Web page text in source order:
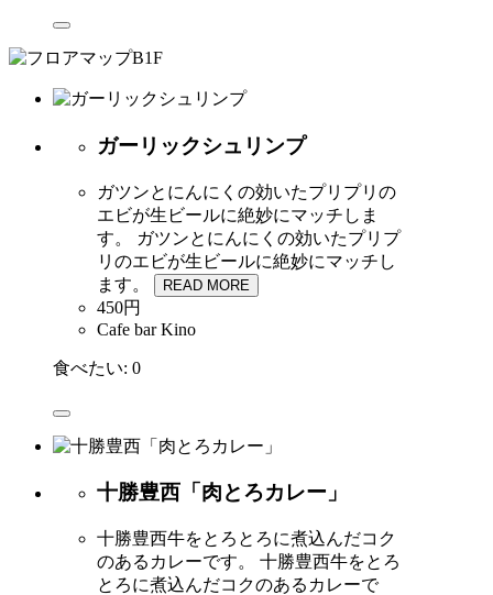
ガーリックシュリンプ
ガツンとにんにくの効いたプリプリの
エビが生ビールに絶妙にマッチしま
す。
ガツンとにんにくの効いたプリプ
リのエビが生ビールに絶妙にマッチし
ます。
READ MORE
450円
Cafe bar Kino
食べたい: 0
十勝豊西「肉とろカレー」
十勝豊西牛をとろとろに煮込んだコク
のあるカレーです。
十勝豊西牛をとろ
とろに煮込んだコクのあるカレーで